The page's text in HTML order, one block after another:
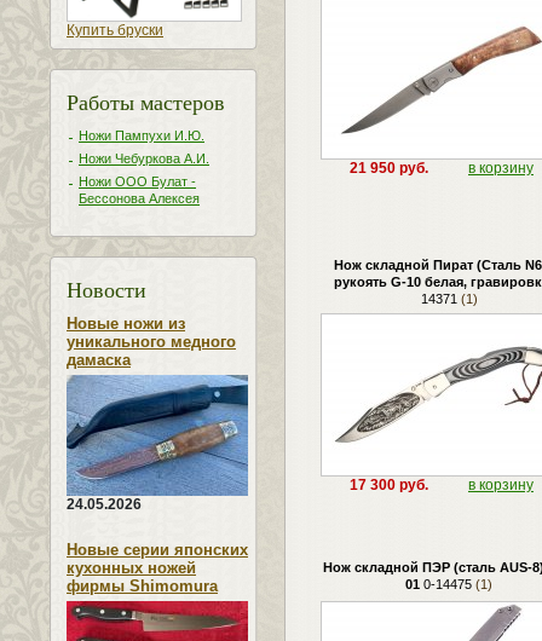
Купить бруски
Работы мастеров
Ножи Пампухи И.Ю.
Ножи Чебуркова А.И.
Ножи ООО Булат -
Бессонова Алексея
Новости
Новые ножи из
уникального медного
дамаска
24.05.2026
Новые серии японских
кухонных ножей
фирмы Shimomura
21 950 руб. в корзину
Нож складной Пират (Сталь
рукоять G-10 белая,
14371 (1)
17 300 руб. в корзину
Нож складной ПЭР (сталь AUS-
01 0-14475 (1)